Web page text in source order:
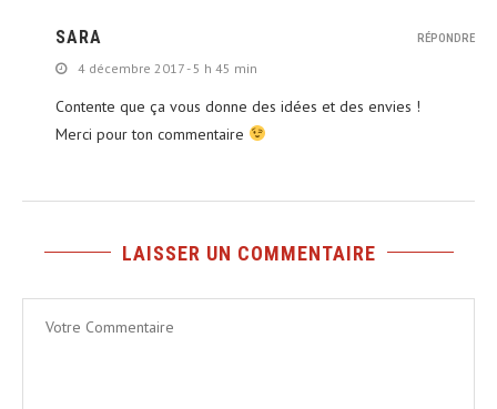
SARA
4 décembre 2017 - 5 h 45 min
Contente que ça vous donne des idées et des envies !
Merci pour ton commentaire
RÉPONDRE
LAISSER UN COMMENTAIRE